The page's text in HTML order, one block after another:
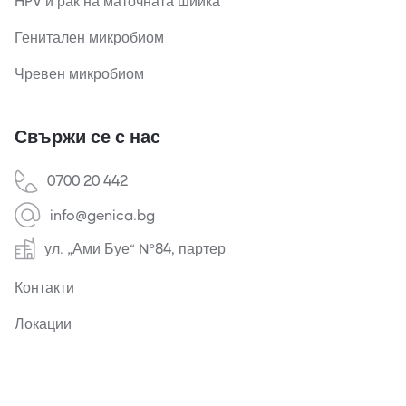
Генитален микробиом
Чревен микробиом
Свържи се с нас
0700 20 442
info@genica.bg
ул. „Ами Буе“ №84, партер
Контакти
Локации